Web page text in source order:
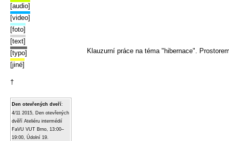
[audio]
[video]
[foto]
[text]
[typo]
[jiné]
†
Den otevřených dveří:
4/11 2015, Den otevřených
dvěří Ateliéru intermédií
FaVU VUT Brno, 13:00–
19:00, Údolní 19.
Klauzurní práce na téma "hibernace".